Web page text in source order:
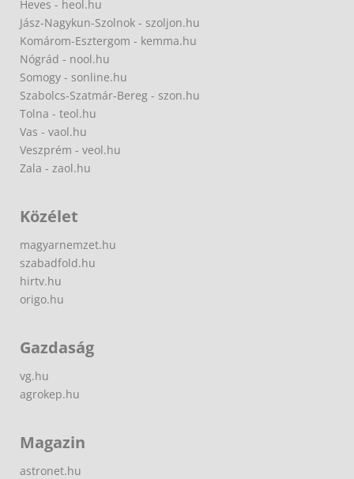
Heves - heol.hu
Jász-Nagykun-Szolnok - szoljon.hu
Komárom-Esztergom - kemma.hu
Nógrád - nool.hu
Somogy - sonline.hu
Szabolcs-Szatmár-Bereg - szon.hu
Tolna - teol.hu
Vas - vaol.hu
Veszprém - veol.hu
Zala - zaol.hu
Közélet
magyarnemzet.hu
szabadfold.hu
hirtv.hu
origo.hu
Gazdaság
vg.hu
agrokep.hu
Magazin
astronet.hu